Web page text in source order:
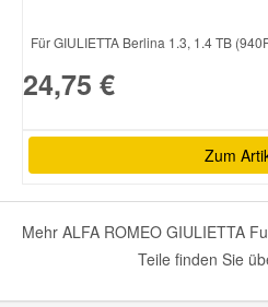
Für GIULIETTA Berlina 1.3, 1.4 TB
24,75 €
Zum
Mehr ALFA ROMEO GIULIETTA
Teile finden Sie